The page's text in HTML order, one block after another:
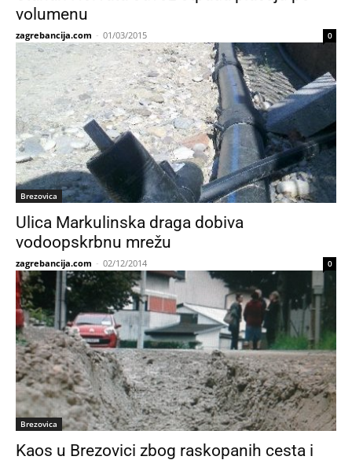
volumenu
zagrebancija.com - 01/03/2015 0
Brezovica
Ulica Markulinska draga dobiva
vodoopskrbnu mrežu
zagrebancija.com - 02/12/2014 0
Brezovica
Kaos u Brezovici zbog raskopanih cesta i